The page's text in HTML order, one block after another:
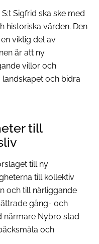
Sigfrid ska ske med
historiska värden. Den
viktig del av
är att ny
villor och
och bidra
till
till ny
till kollektiv
och till närliggande
gång- och
närmare Nybro stad
och